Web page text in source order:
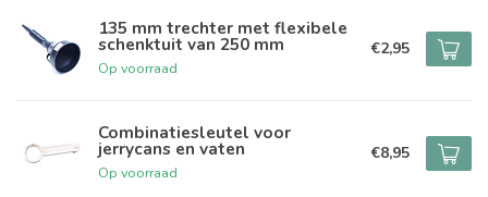
135 mm trechter met flexibele
schenktuit van 250 mm
Op voorraad
€2,95
Combinatiesleutel voor
jerrycans en vaten
Op voorraad
€8,95